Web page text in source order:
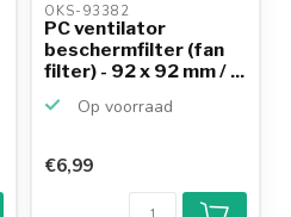
OKS-93382
PC ventilator
beschermfilter (fan
filter) - 92 x 92 mm / ...
Op voorraad
€6,99